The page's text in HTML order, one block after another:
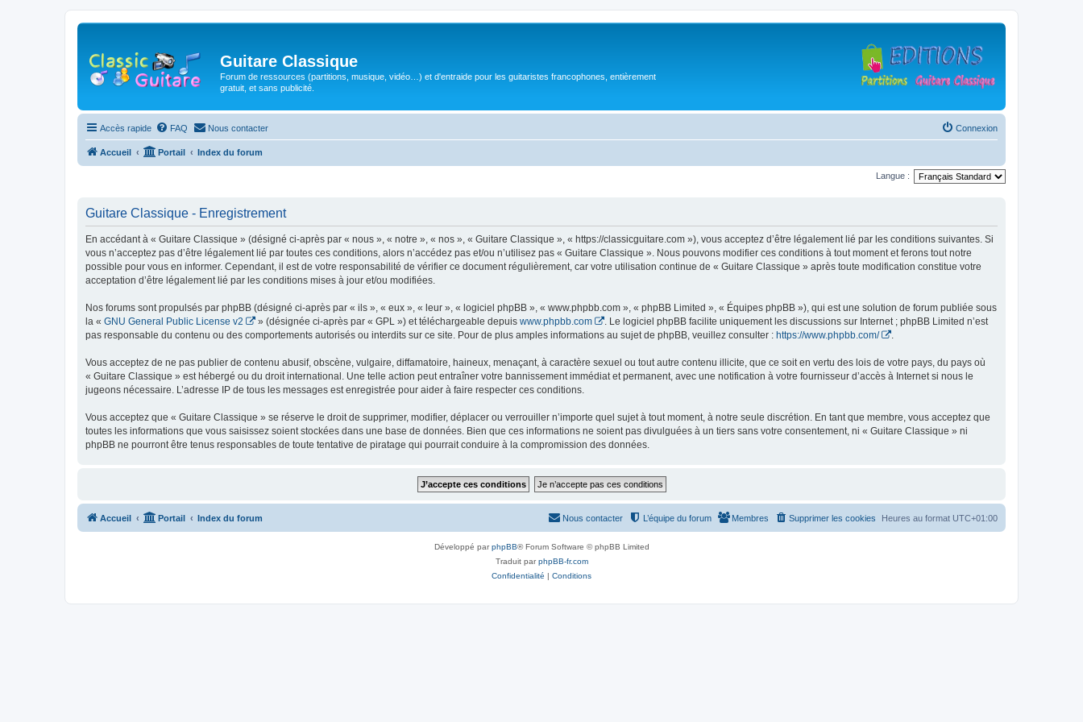
Guitare Classique
Forum de ressources (partitions, musique, vidéo…) et d'entraide pour les guitaristes francophones, entièrement
gratuit, et sans publicité.
Accès rapide FAQ Nous contacter Connexion
Accueil Portail Index du forum
Langue :
Guitare Classique - Enregistrement
En accédant à « Guitare Classique » (désigné ci-après par « nous », « notre », « nos », « Guitare Classique », « https://classicguitare.com »), vous acceptez d’être légalement lié par les conditions suivantes. Si
vous n’acceptez pas d’être légalement lié par toutes ces conditions, alors n’accédez pas et/ou n’utilisez pas « Guitare Classique ». Nous pouvons modifier ces conditions à tout moment et ferons tout notre
possible pour vous en informer. Cependant, il est de votre responsabilité de vérifier ce document régulièrement, car votre utilisation continue de « Guitare Classique » après toute modification constitue votre
acceptation d’être légalement lié par les conditions mises à jour et/ou modifiées.
Nos forums sont propulsés par phpBB (désigné ci-après par « ils », « eux », « leur », « logiciel phpBB », « www.phpbb.com », « phpBB Limited », « Équipes phpBB »), qui est une solution de forum publiée sous
la « GNU General Public License v2 » (désignée ci-après par « GPL ») et téléchargeable depuis www.phpbb.com
. Le logiciel phpBB facilite uniquement les discussions sur Internet ; phpBB Limited n’est
pas responsable du contenu ou des comportements autorisés ou interdits sur ce site. Pour de plus amples informations au sujet de phpBB, veuillez consulter : https://www.phpbb.com/ .
Vous acceptez de ne pas publier de contenu abusif, obscène, vulgaire, diffamatoire, haineux, menaçant, à caractère sexuel ou tout autre contenu illicite, que ce soit en vertu des lois de votre pays, du pays où
« Guitare Classique » est hébergé ou du droit international. Une telle action peut entraîner votre bannissement immédiat et permanent, avec une notification à votre fournisseur d’accès à Internet si nous le
jugeons nécessaire. L’adresse IP de tous les messages est enregistrée pour aider à faire respecter ces conditions.
Vous acceptez que « Guitare Classique » se réserve le droit de supprimer, modifier, déplacer ou verrouiller n’importe quel sujet à tout moment, à notre seule discrétion. En tant que membre, vous acceptez que
toutes les informations que vous saisissez soient stockées dans une base de données. Bien que ces informations ne soient pas divulguées à un tiers sans votre consentement, ni « Guitare Classique » ni
phpBB ne pourront être tenus responsables de toute tentative de piratage qui pourrait conduire à la compromission des données.
Accueil Portail Index du forum Heures au format UTC+01:00
Supprimer les cookies
Membres
L’équipe du forum
Nous contacter
Développé parphpBB® Forum Software © phpBB Limited
Traduit parphpBB-fr.com
Confidentialité | Conditions